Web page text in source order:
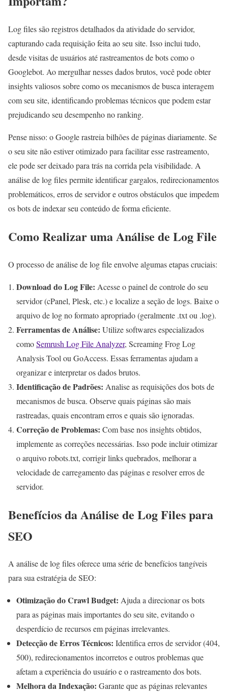
Log files são registros detalhados da atividade do servidor,
capturando cada requisição feita ao seu site. Isso inclui tudo,
desde visitas de usuários até rastreamentos de bots como o
Googlebot. Ao mergulhar nesses dados brutos, você pode obter
insights valiosos sobre como os mecanismos de busca interagem
com seu site, identificando problemas técnicos que podem estar
prejudicando seu desempenho no ranking.
Pense nisso: o Google rastreia bilhões de páginas diariamente. Se
o seu site não estiver otimizado para facilitar esse rastreamento,
ele pode ser deixado para trás na corrida pela visibilidade. A
análise de log files permite identificar gargalos, redirecionamentos
problemáticos, erros de servidor e outros obstáculos que impedem
os bots de indexar seu conteúdo de forma eficiente.
Como Realizar uma Análise de Log File
O processo de análise de log file envolve algumas etapas cruciais:
Download do Log File: Acesse o painel de controle do seu
servidor (cPanel, Plesk, etc.) e localize a seção de logs. Baixe o
arquivo de log no formato apropriado (geralmente .txt ou .log).
Ferramentas de Análise: Utilize softwares especializados
comoSemrush Log File Analyzer, Screaming Frog Log
Analysis Tool ou GoAccess. Essas ferramentas ajudam a
organizar e interpretar os dados brutos.
Identificação de Padrões: Analise as requisições dos bots de
mecanismos de busca. Observe quais páginas são mais
rastreadas, quais encontram erros e quais são ignoradas.
Correção de Problemas: Com base nos insights obtidos,
implemente as correções necessárias. Isso pode incluir otimizar
o arquivo robots.txt, corrigir links quebrados, melhorar a
velocidade de carregamento das páginas e resolver erros de
servidor.
Benefícios da Análise de Log Files para
SEO
A análise de log files oferece uma série de benefícios tangíveis
para sua estratégia de SEO:
Otimização do Crawl Budget: Ajuda a direcionar os bots
para as páginas mais importantes do seu site, evitando o
desperdício de recursos em páginas irrelevantes.
Detecção de Erros Técnicos: Identifica erros de servidor (404,
500), redirecionamentos incorretos e outros problemas que
afetam a experiência do usuário e o rastreamento dos bots.
Melhora da Indexação: Garante que as páginas relevantes